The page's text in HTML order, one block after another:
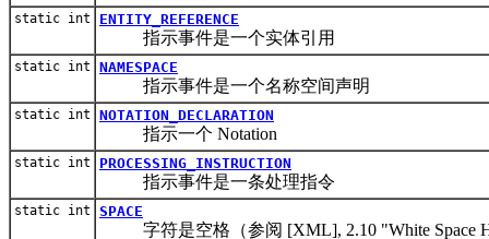
static int ENTITY_REFERENCE
指示事件是一个实体引用
static int NAMESPACE
指示事件是一个名称空间声明
static int NOTATION_DECLARATION
指示一个 Notation
static int PROCESSING_INSTRUCTION
指示事件是一条处理指令
static int SPACE
字符是空格（参阅 [XML], 2.10 "White Space